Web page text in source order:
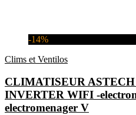
-14%
Clims et Ventilos
CLIMATISEUR
INVERTER WIFI -
electromenager V